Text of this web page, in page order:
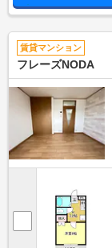
賃貸マンション
フレーズNODA